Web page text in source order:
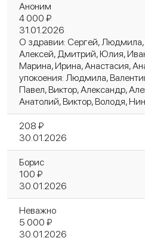
Аноним
4 000 ₽
31.01.2026
О здравии: Сергей,
Алексей, Дмитрий, Юлия,
Марина, Ирина, Анастасия,
упокоения: Людмила,
Павел, Виктор, Александр,
Анатолий, Виктор, Володя,
208 ₽
30.01.2026
Борис
100 ₽
30.01.2026
Неважно
5 000 ₽
30.01.2026